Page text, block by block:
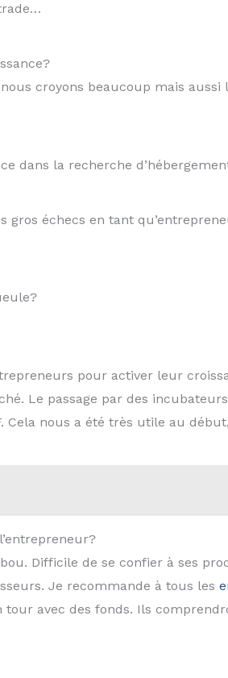
croyons beaucoup mais
dans la recherche
gros échecs en tant
pour activer leur
Le passage par des
nous a été très utile au
Difficile de se confier à ses
Je recommande à tous les
avec des fonds. Ils